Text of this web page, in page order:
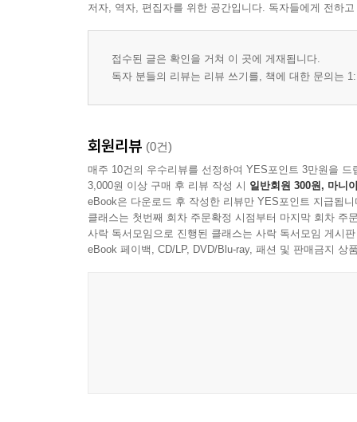
저자, 역자, 편집자를 위한 공간입니다. 독자들에게 전하
접수된 글은 확인을 거쳐 이 곳에 게재됩니다.
독자 분들의 리뷰는 리뷰 쓰기를, 책에 대한 문의는
회원리뷰 (0건)
매주 10건의 우수리뷰를 선정하여 YES포인트 3만원을 드
3,000원 이상 구매 후 리뷰 작성 시 일반회원 300원, 마니
eBook은 다운로드 후 작성한 리뷰만 YES포인트 지급됩니
클래스는 첫번째 회차 주문확정 시점부터 마지막 회차 주
사락 독서모임으로 진행된 클래스는 사락 독서모임 게시
eBook 페이백, CD/LP, DVD/Blu-ray, 패션 및 판매금지 상